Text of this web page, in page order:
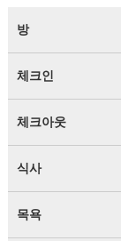
방
체크인
체크아웃
식사
목욕